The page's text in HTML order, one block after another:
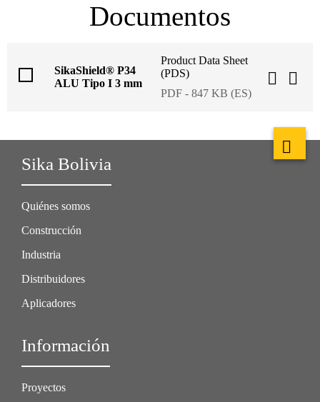
Documentos
SikaShield® P34
ALU Tipo I 3 mm
Product Data Sheet
(PDS)
PDF - 847 KB (ES)
Sika Bolivia
Quiénes somos
Construcción
Industria
Distribuidores
Aplicadores
Información
Proyectos